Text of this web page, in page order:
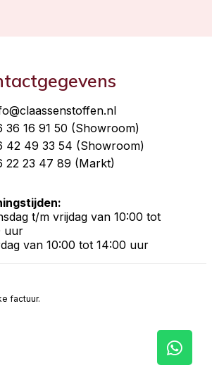
36 16 91 50 (Showroom)
42 49 33 54 (Showroom)
22 23 47 89 (Markt)
t/m vrijdag van 10:00 tot
uur
van 10:00 tot 14:00 uur
factuur.